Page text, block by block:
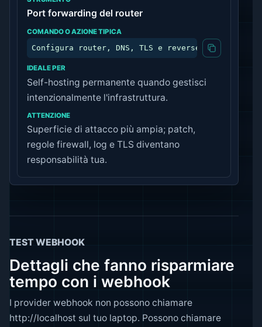
Port forwarding del router
Configura router, DNS, TLS e reverse proxy
Self-hosting permanente quando gestisci
intenzionalmente l'infrastruttura.
Superficie di attacco più ampia; patch,
regole firewall, log e TLS diventano
responsabilità tua.
TEST WEBHOOK
Dettagli che fanno risparmiare
tempo con i webhook
I provider webhook non possono chiamare
http://localhost sul tuo laptop. Possono chiamare